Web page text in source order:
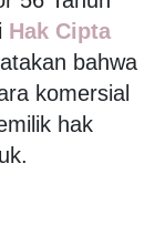
Hak Cipta
bahwa
komersial
hak